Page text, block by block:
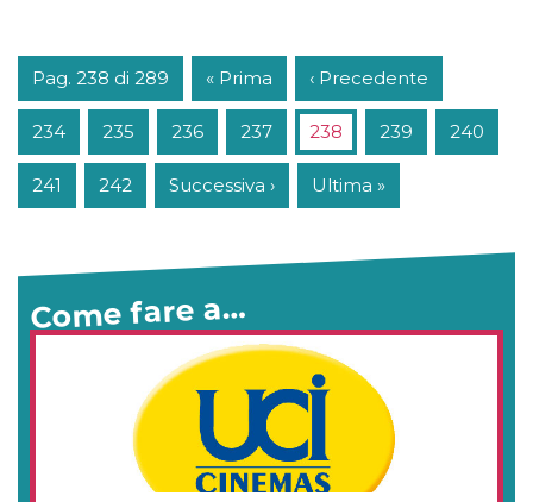
Pag. 238 di 289 « Prima ‹ Precedente
234 235 236 237 238 239 240
241 242 Successiva › Ultima »
Come fare a…